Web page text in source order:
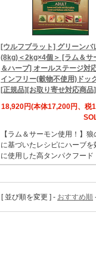
[ウルフブラット] グリーンバ
(8kg)＜2kg×4個＞ [ラム＆サ
＆ハーブ] オールステージ対
インフリー(穀物不使用)ドッ
[正規品][お取り寄せ対応商品]
18,920円(本体17,200円、税
【ラム＆サーモン使用！】狼
に基づいたレシピにハーブを
に使用した高タンパクフード
[ 並び順を変更 ] - おすすめ順